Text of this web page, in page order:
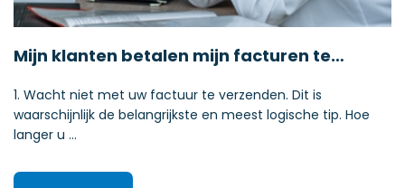
Mijn klanten betalen mijn facturen te…
1. Wacht niet met uw factuur te verzenden. Dit is
waarschijnlijk de belangrijkste en meest logische tip. Hoe
langer u …